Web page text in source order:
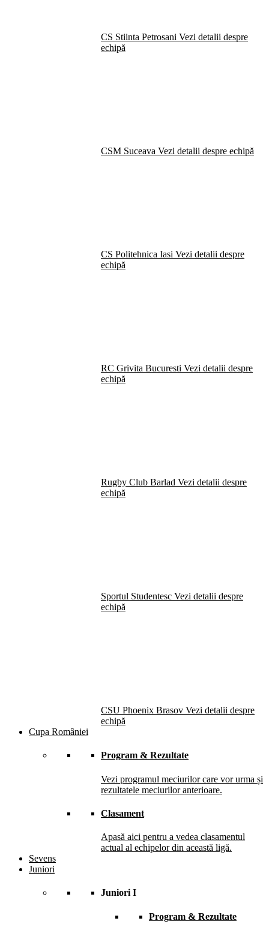
CS Stiinta Petrosani Vezi detalii despre
echipă
CSM Suceava Vezi detalii despre echipă
CS Politehnica Iasi Vezi detalii despre
echipă
RC Grivita Bucuresti Vezi detalii despre
echipă
Rugby Club Barlad Vezi detalii despre
echipă
Sportul Studentesc Vezi detalii despre
echipă
CSU Phoenix Brasov Vezi detalii despre
echipă
Cupa României
Program & Rezultate
Vezi programul meciurilor care vor urma și
rezultatele meciurilor anterioare.
Clasament
Apasă aici pentru a vedea clasamentul
actual al echipelor din această ligă.
Sevens
Juniori
Juniori I
Program & Rezultate